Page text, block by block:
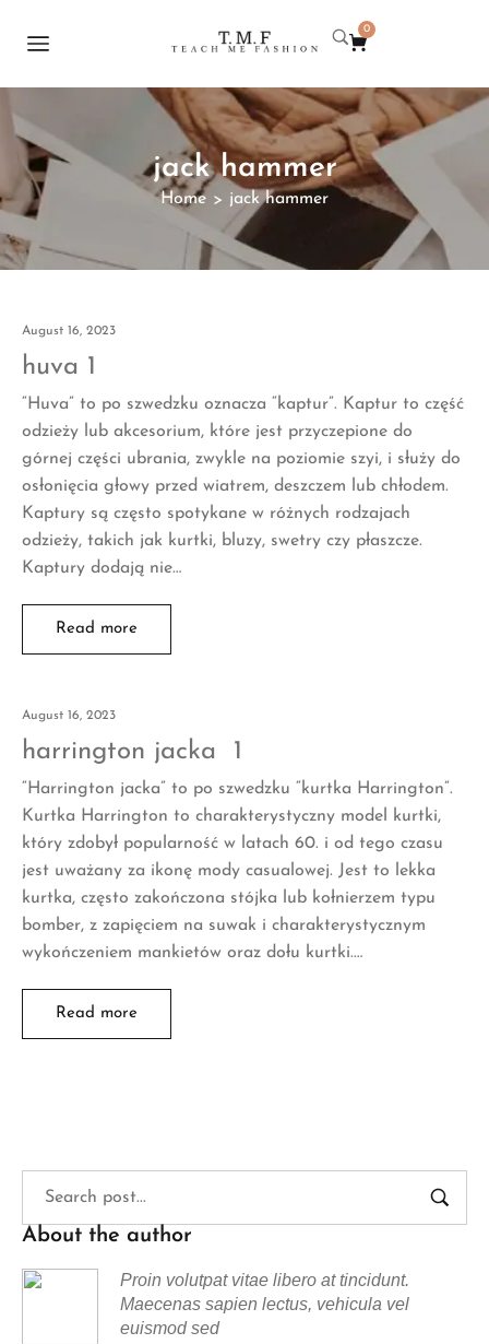
0
jack hammer
Home > jack hammer
August 16, 2023
huva 1
“Huva” to po szwedzku oznacza “kaptur”. Kaptur to część
odzieży lub akcesorium, które jest przyczepione do
górnej części ubrania, zwykle na poziomie szyi, i służy do
osłonięcia głowy przed wiatrem, deszczem lub chłodem.
Kaptury są często spotykane w różnych rodzajach
odzieży, takich jak kurtki, bluzy, swetry czy płaszcze.
Kaptury dodają nie…
Read more
August 16, 2023
harrington jacka 1
“Harrington jacka” to po szwedzku “kurtka Harrington”.
Kurtka Harrington to charakterystyczny model kurtki,
który zdobył popularność w latach 60. i od tego czasu
jest uważany za ikonę mody casualowej. Jest to lekka
kurtka, często zakończona stójka lub kołnierzem typu
bomber, z zapięciem na suwak i charakterystycznym
wykończeniem mankietów oraz dołu kurtki.…
Read more
About the author
Proin volutpat vitae libero at tincidunt.
Maecenas sapien lectus, vehicula vel
euismod sed